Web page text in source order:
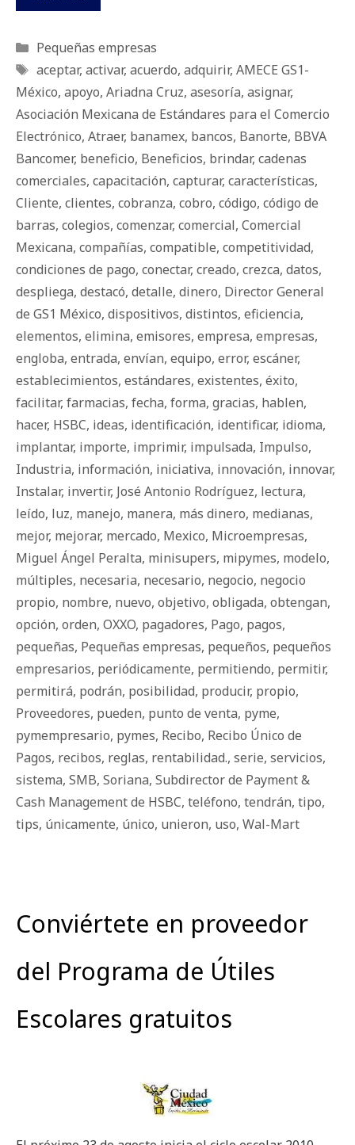
Categorías
Pequeñas empresas
Etiquetas
aceptar, activar, acuerdo, adquirir, AMECE GS1-
México, apoyo, Ariadna Cruz, asesoría, asignar,
Asociación Mexicana de Estándares para el Comercio
Electrónico, Atraer, banamex, bancos, Banorte, BBVA
Bancomer, beneficio, Beneficios, brindar, cadenas
comerciales, capacitación, capturar, características,
Cliente, clientes, cobranza, cobro, código, código de
barras, colegios, comenzar, comercial, Comercial
Mexicana, compañías, compatible, competitividad,
condiciones de pago, conectar, creado, crezca, datos,
despliega, destacó, detalle, dinero, Director General
de GS1 México, dispositivos, distintos, eficiencia,
elementos, elimina, emisores, empresa, empresas,
engloba, entrada, envían, equipo, error, escáner,
establecimientos, estándares, existentes, éxito,
facilitar, farmacias, fecha, forma, gracias, hablen,
hacer, HSBC, ideas, identificación, identificar, idioma,
implantar, importe, imprimir, impulsada, Impulso,
Industria, información, iniciativa, innovación, innovar,
Instalar, invertir, José Antonio Rodríguez, lectura,
leído, luz, manejo, manera, más dinero, medianas,
mejor, mejorar, mercado, Mexico, Microempresas,
Miguel Ángel Peralta, minisupers, mipymes, modelo,
múltiples, necesaria, necesario, negocio, negocio
propio, nombre, nuevo, objetivo, obligada, obtengan,
opción, orden, OXXO, pagadores, Pago, pagos,
pequeñas, Pequeñas empresas, pequeños, pequeños
empresarios, periódicamente, permitiendo, permitir,
permitirá, podrán, posibilidad, producir, propio,
Proveedores, pueden, punto de venta, pyme,
pymempresario, pymes, Recibo, Recibo Único de
Pagos, recibos, reglas, rentabilidad., serie, servicios,
sistema, SMB, Soriana, Subdirector de Payment &
Cash Management de HSBC, teléfono, tendrán, tipo,
tips, únicamente, único, unieron, uso, Wal-Mart
Conviértete en proveedor
del Programa de Útiles
Escolares gratuitos